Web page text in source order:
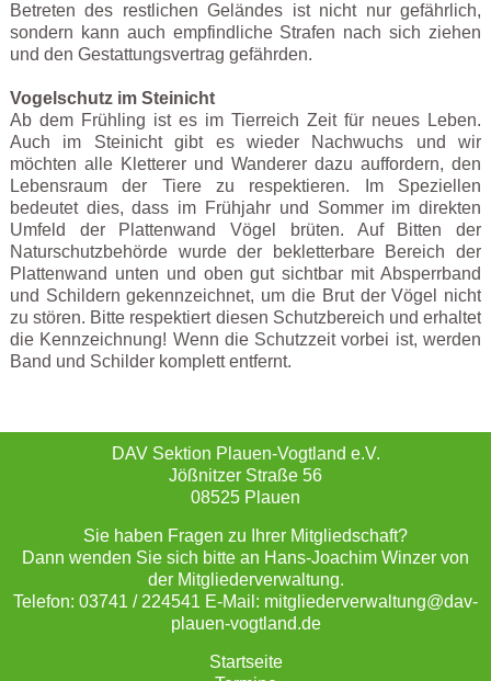
Betreten des restlichen Geländes ist nicht nur gefährlich,
sondern kann auch empfindliche Strafen nach sich ziehen
und den Gestattungsvertrag gefährden.
Vogelschutz im Steinicht
Ab dem Frühling ist es im Tierreich Zeit für neues Leben.
Auch im Steinicht gibt es wieder Nachwuchs und wir
möchten alle Kletterer und Wanderer dazu auffordern, den
Lebensraum der Tiere zu respektieren. Im Speziellen
bedeutet dies, dass im Frühjahr und Sommer im direkten
Umfeld der Plattenwand Vögel brüten. Auf Bitten der
Naturschutzbehörde wurde der bekletterbare Bereich der
Plattenwand unten und oben gut sichtbar mit Absperrband
und Schildern gekennzeichnet, um die Brut der Vögel nicht
zu stören. Bitte respektiert diesen Schutzbereich und erhaltet
die Kennzeichnung! Wenn die Schutzzeit vorbei ist, werden
Band und Schilder komplett entfernt.
DAV Sektion Plauen-Vogtland e.V.
Jößnitzer Straße 56
08525 Plauen
Sie haben Fragen zu Ihrer Mitgliedschaft?
Dann wenden Sie sich bitte an Hans-Joachim Winzer von
der Mitgliederverwaltung.
Telefon: 03741 / 224541 E-Mail: mitgliederverwaltung@dav-
plauen-vogtland.de
Startseite